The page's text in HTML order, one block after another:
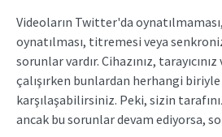
Videoların Twitter'da
oynatılması, titremesi veya
sorunlar vardır. Cihazınız,
çalışırken bunlardan herhangi
karşılaşabilirsiniz. Peki, sizin
ancak bu sorunlar devam ediyorsa,